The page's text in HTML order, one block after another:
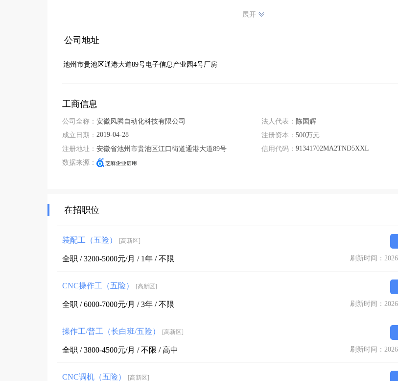
展开
公司地址
池州市贵池区通港大道89号电子信息产业园4号厂房
工商信息
公司全称： 安徽风腾自动化科技有限公司
成立日期： 2019-04-28
注册地址： 安徽省池州市贵池区江口街道通港大道89号
数据来源：
法人代表： 陈国辉
注册资本： 500万元
信用代码： 91341702MA2TND5XXL
在招职位
装配工（五险） [高新区]
全职 / 3200-5000元/月 / 1年 / 不限 刷新时间：
CNC操作工（五险） [高新区]
全职 / 6000-7000元/月 / 3年 / 不限 刷新时间：
操作工/普工（长白班/五险） [高新区]
全职 / 3800-4500元/月 / 不限 / 高中 刷新时间：
CNC调机（五险） [高新区]